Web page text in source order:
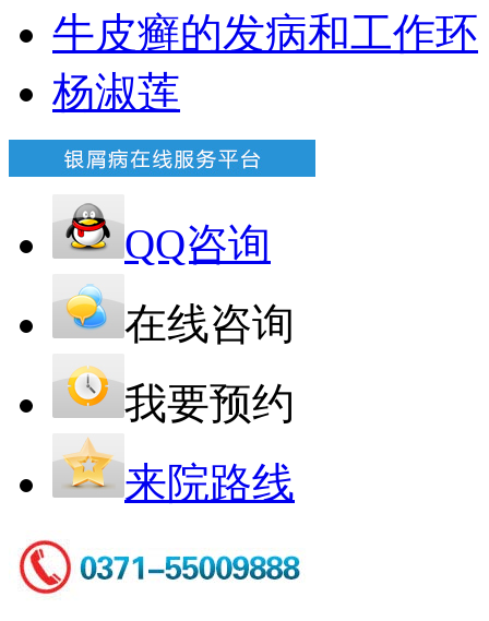
牛皮癣的发病和工作环
杨淑莲
QQ咨询
在线咨询
我要预约
来院路线